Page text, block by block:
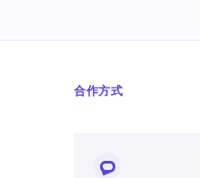
合作方式